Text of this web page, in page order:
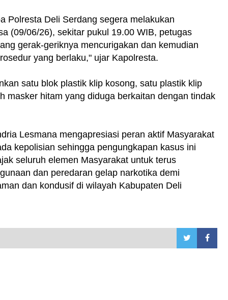
Polresta Deli Serdang segera melakukan
(09/06/26), sekitar pukul 19.00 WIB, petugas
gerak-geriknya mencurigakan dan kemudian
yang berlaku," ujar Kapolresta.
satu blok plastik klip kosong, satu plastik klip
masker hitam yang diduga berkaitan dengan tindak
Lesmana mengapresiasi peran aktif Masyarakat
kepolisian sehingga pengungkapan kasus ini
seluruh elemen Masyarakat untuk terus
dan peredaran gelap narkotika demi
dan kondusif di wilayah Kabupaten Deli